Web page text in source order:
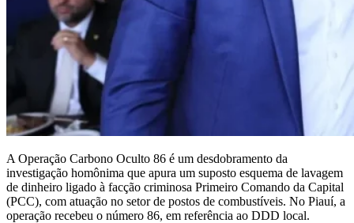
A Operação Carbono Oculto 86 é um desdobramento da
investigação homônima que apura um suposto esquema de lavagem
de dinheiro ligado à facção criminosa Primeiro Comando da Capital
(PCC), com atuação no setor de postos de combustíveis. No Piauí, a
operação recebeu o número 86, em referência ao DDD local.